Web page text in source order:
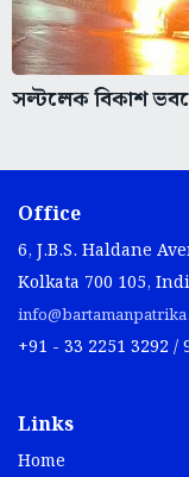
সল্টলেক বিকাশ
Office
6, J.B.S. Haldane
Kolkata 700 105,
+91 - 33 2251 3292 /
Links
Home